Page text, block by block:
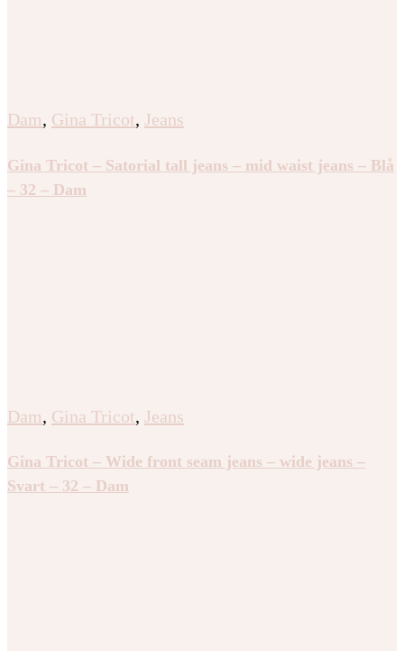
Dam, Gina Tricot, Jeans
Gina Tricot – Satorial tall jeans – mid waist jeans – Blå
– 32 – Dam
Dam, Gina Tricot, Jeans
Gina Tricot – Wide front seam jeans – wide jeans –
Svart – 32 – Dam